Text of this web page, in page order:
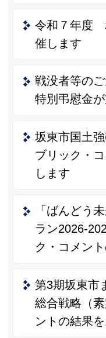
令和７年度
催します
戦没者等の
特別弔慰金
坂東市国土
ブリック・
します
「ばんどう
ラン2026-
ク・コメン
第3期坂東市
総合戦略（
ントの結果